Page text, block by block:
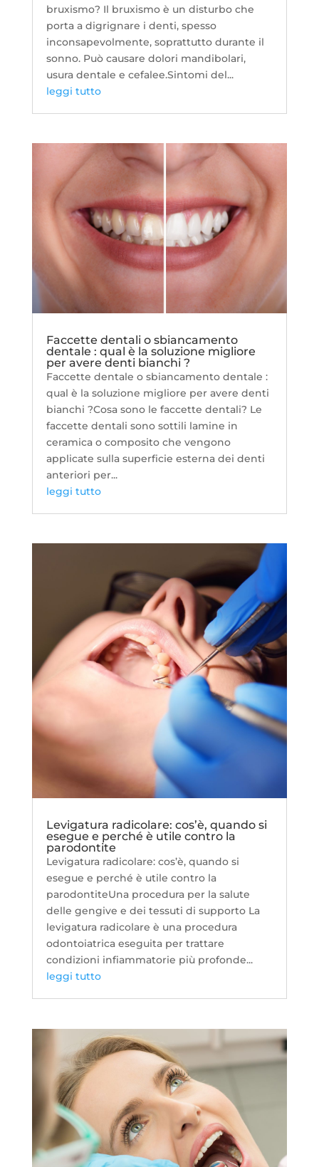
bruxismo? Il bruxismo è un disturbo che
porta a digrignare i denti, spesso
inconsapevolmente, soprattutto durante il
sonno. Può causare dolori mandibolari,
usura dentale e cefalee.Sintomi del...
leggi tutto
Faccette dentali o sbiancamento
dentale : qual è la soluzione migliore
per avere denti bianchi ?
Faccette dentale o sbiancamento dentale :
qual è la soluzione migliore per avere denti
bianchi ?Cosa sono le faccette dentali? Le
faccette dentali sono sottili lamine in
ceramica o composito che vengono
applicate sulla superficie esterna dei denti
anteriori per...
leggi tutto
Levigatura radicolare: cos’è, quando si
esegue e perché è utile contro la
parodontite
Levigatura radicolare: cos’è, quando si
esegue e perché è utile contro la
parodontiteUna procedura per la salute
delle gengive e dei tessuti di supporto La
levigatura radicolare è una procedura
odontoiatrica eseguita per trattare
condizioni infiammatorie più profonde...
leggi tutto